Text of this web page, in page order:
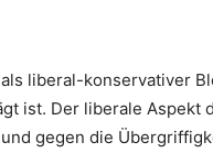
liberal-konservativer
ist. Der liberale Aspekt
gegen die